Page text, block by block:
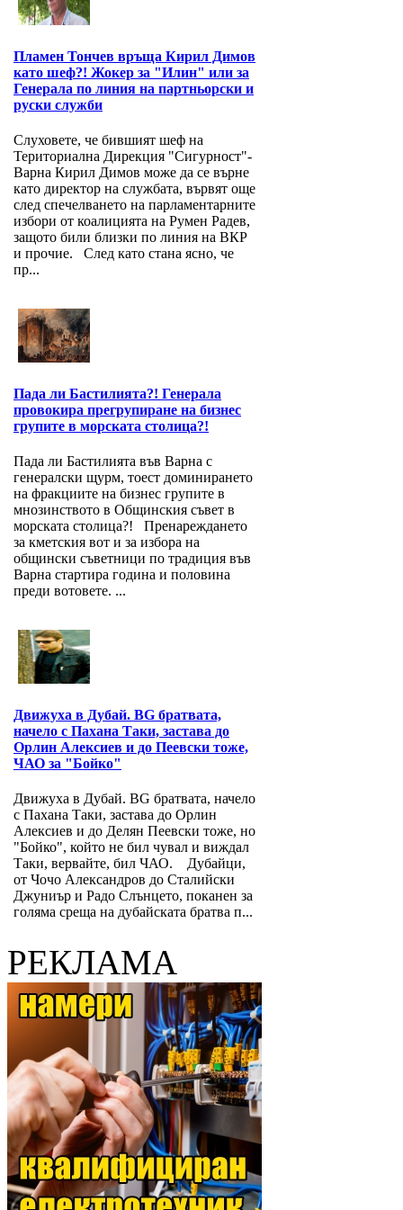
Пламен Тончев връща Кирил Димов
като шеф?! Жокер за "Илин" или за
Генерала по линия на партньорски и
руски служби
Слуховете, че бившият шеф на
Териториална Дирекция "Сигурност"-
Варна Кирил Димов може да се върне
като директор на службата, вървят още
след спечелването на парламентарните
избори от коалицията на Румен Радев,
защото били близки по линия на ВКР
и прочие. След като стана ясно, че
пр...
Пада ли Бастилията?! Генерала
провокира прегрупиране на бизнес
групите в морската столица?!
Пада ли Бастилията във Варна с
генералски щурм, тоест доминирането
на фракциите на бизнес групите в
мнозинството в Общинския съвет в
морската столица?! Пренареждането
за кметския вот и за избора на
общински съветници по традиция във
Варна стартира година и половина
преди вотовете. ...
Движуха в Дубай. BG братвата,
начело с Пахана Таки, застава до
Орлин Алексиев и до Пеевски тоже,
ЧАО за "Бойко"
Движуха в Дубай. BG братвата, начело
с Пахана Таки, застава до Орлин
Алексиев и до Делян Пеевски тоже, но
"Бойко", който не бил чувал и виждал
Таки, вервайте, бил ЧАО. Дубайци,
от Чочо Александров до Сталийски
Джуниър и Радо Слънцето, поканен за
голяма среща на дубайската братва п...
РЕКЛАМА